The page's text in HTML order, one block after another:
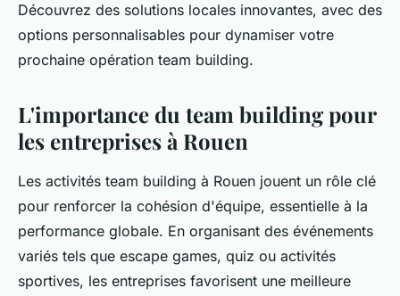
Découvrez des solutions locales innovantes, avec des
options personnalisables pour dynamiser votre
prochaine opération team building.
L'importance du team building pour
les entreprises à Rouen
Les activités team building à Rouen jouent un rôle clé
pour renforcer la cohésion d'équipe, essentielle à la
performance globale. En organisant des événements
variés tels que escape games, quiz ou activités
sportives, les entreprises favorisent une meilleure